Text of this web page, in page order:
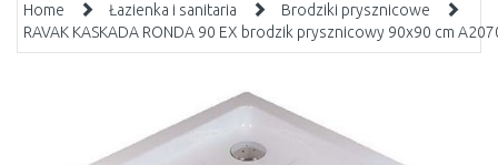
Home Łazienka i sanitaria
Brodziki prysznicowe
RAVAK KASKADA RONDA 90 EX brodzik prysznicowy 90x90 cm